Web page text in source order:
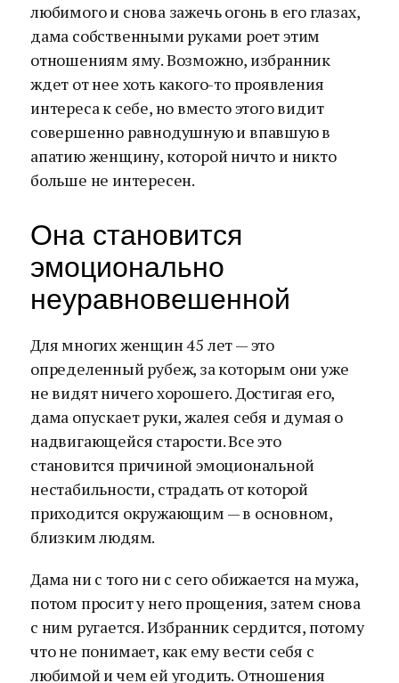
любимого и снова зажечь огонь в его глазах,
дама собственными руками роет этим
отношениям яму. Возможно, избранник
ждет от нее хоть какого-то проявления
интереса к себе, но вместо этого видит
совершенно равнодушную и впавшую в
апатию женщину, которой ничто и никто
больше не интересен.
Она становится
эмоционально
неуравновешенной
Для многих женщин 45 лет — это
определенный рубеж, за которым они уже
не видят ничего хорошего. Достигая его,
дама опускает руки, жалея себя и думая о
надвигающейся старости. Все это
становится причиной эмоциональной
нестабильности, страдать от которой
приходится окружающим — в основном,
близким людям.
Дама ни с того ни с сего обижается на мужа,
потом просит у него прощения, затем снова
с ним ругается. Избранник сердится, потому
что не понимает, как ему вести себя с
любимой и чем ей угодить. Отношения